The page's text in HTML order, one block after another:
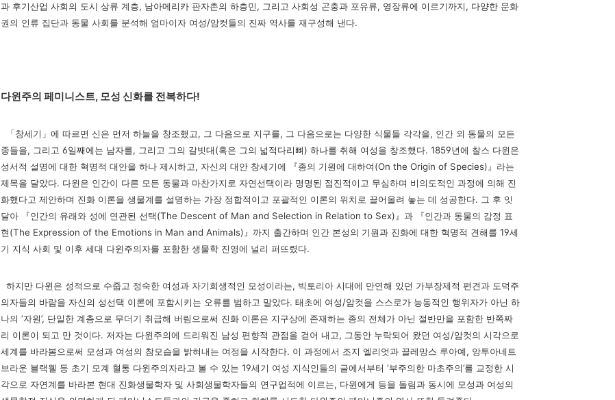
과 후기산업 사회의 도시 상류 계층, 남아메리카 판자촌의 하층민, 그리고 사회성 곤충과 포유류, 영장류에 이르기까지, 다양한 문화
권의 인류 집단과 동물 사회를 분석해 엄마이자 여성/암컷들의 진짜 역사를 재구성해 낸다.
다윈주의 페미니스트, 모성 신화를 전복하다!
「창세기」에 따르면 신은 먼저 하늘을 창조했고, 그 다음으로 지구를, 그 다음으로는 다양한 식물들 각각을, 인간 외 동물의 모든
종들을, 그리고 6일째에는 남자를, 그리고 그의 갈빗대(혹은 그의 넓적다리뼈) 하나를 취해 여성을 창조했다. 1859년에 찰스 다윈은
성서적 설명에 대한 혁명적 대안을 하나 제시하고, 자신의 대안 창세기에 『종의 기원에 대하여(On the Origin of Species)』라는
제목을 달았다. 다윈은 인간이 다른 모든 동물과 마찬가지로 자연선택이라 명명된 점진적이고 무심하며 비의도적인 과정에 의해 진
화했다고 제안하며 진화 이론을 생물계를 설명하는 가장 정합적이고 포괄적인 이론의 위치로 끌어올려 놓는 데 성공한다. 그 후 잇
달아 『인간의 유래와 성에 연관된 선택(The Descent of Man and Selection in Relation to Sex)』과 『인간과 동물의 감정 표
현(The Expression of the Emotions in Man and Animals)』까지 출간하며 인간 본성의 기원과 진화에 대한 혁명적 견해를 19세
기 지식 사회 및 이후 세대 다윈주의자를 포함한 생물학 진영에 널리 퍼뜨렸다.
하지만 다윈은 성적으로 수줍고 정숙한 여성과 자기희생적인 모성이라는, 빅 토리아 시대에 만연해 있던 가부장제적 편견과 도덕주
의자들의 바람을 자신의 성선택 이론에 포함시키는 오류를 범하고 말았다. 태초에 여성/암컷을 스스로가 능동적인 행위자가 아닌 하
나의 ‘자원’, 단일한 계층으로 무더기 취급해 버림 으로써 진화 이론은 지구상에 존재하는 종의 전체가 아닌 절반만을 포함한 반쪽짜
리 이론이 되고 만 것이다. 저자는 다윈주의에 드리워진 남성 편향적 관점을 걷어 내고, 그동안 누락되어 왔던 여성/암컷의 시각으로
세계를 바라봄으로써 모성과 여성의 참모습을 밝혀내는 여정을 시작한다. 이 과정에서 조지 엘리엇과 끌레망스 루아예, 앙투아네트
브라운 블랙웰 등 초기 모계 혈통 다윈주의자라고 볼 수 있는 19세기 여성 지식인들의 글에서부터 ‘부주의한 마초주의’를 교정한 시
각으로 자연계를 바라본 현대 진화생물학자 및 사회생물학자들의 연구업적에 이르는, 다윈에게 등을 돌림과 동시에 모성과 여성의